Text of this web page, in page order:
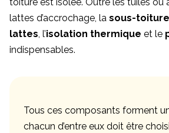
lattes d’accrochage, la sous-toiture
lattes, l’isolation thermique et le
indispensables.
Tous ces composants forment
chacun d’entre eux doit être